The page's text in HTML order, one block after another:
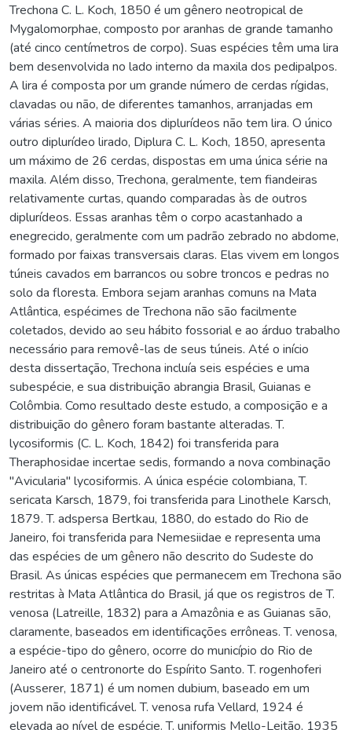
Trechona C. L. Koch, 1850 é um gênero neotropical de
Mygalomorphae, composto por aranhas de grande tamanho
(até cinco centímetros de corpo). Suas espécies têm uma lira
bem desenvolvida no lado interno da maxila dos pedipalpos.
A lira é composta por um grande número de cerdas rígidas,
clavadas ou não, de diferentes tamanhos, arranjadas em
várias séries. A maioria dos diplurídeos não tem lira. O único
outro diplurídeo lirado, Diplura C. L. Koch, 1850, apresenta
um máximo de 26 cerdas, dispostas em uma única série na
maxila. Além disso, Trechona, geralmente, tem fiandeiras
relativamente curtas, quando comparadas às de outros
diplurídeos. Essas aranhas têm o corpo acastanhado a
enegrecido, geralmente com um padrão zebrado no abdome,
formado por faixas transversais claras. Elas vivem em longos
túneis cavados em barrancos ou sobre troncos e pedras no
solo da floresta. Embora sejam aranhas comuns na Mata
Atlântica, espécimes de Trechona não são facilmente
coletados, devido ao seu hábito fossorial e ao árduo trabalho
necessário para removê-las de seus túneis. Até o início
desta dissertação, Trechona incluía seis espécies e uma
subespécie, e sua distribuição abrangia Brasil, Guianas e
Colômbia. Como resultado deste estudo, a composição e a
distribuição do gênero foram bastante alteradas. T.
lycosiformis (C. L. Koch, 1842) foi transferida para
Theraphosidae incertae sedis, formando a nova combinação
"Avicularia" lycosiformis. A única espécie colombiana, T.
sericata Karsch, 1879, foi transferida para Linothele Karsch,
1879. T. adspersa Bertkau, 1880, do estado do Rio de
Janeiro, foi transferida para Nemesiidae e representa uma
das espécies de um gênero não descrito do Sudeste do
Brasil. As únicas espécies que permanecem em Trechona são
restritas à Mata Atlântica do Brasil, já que os registros de T.
venosa (Latreille, 1832) para a Amazônia e as Guianas são,
claramente, baseados em identificações errôneas. T. venosa,
a espécie-tipo do gênero, ocorre do município do Rio de
Janeiro até o centronorte do Espírito Santo. T. rogenhoferi
(Ausserer, 1871) é um nomen dubium, baseado em um
jovem não identificável. T. venosa rufa Vellard, 1924 é
elevada ao nível de espécie. T. uniformis Mello-Leitão, 1935